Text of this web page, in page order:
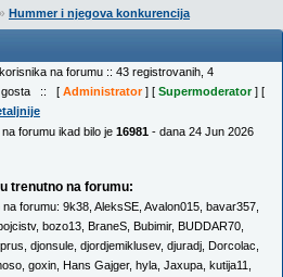
Hummer i njegova konkurencija
korisnika na forumu :: 43 registrovanih, 4
gosta :: [ Administrator] [ Supermoderator] [
forumu ikad bilo je 16981 - dana 24 Jun 2026
trenutno na forumu:
forumu: 9k38 AleksSE Avalon015 bavar357
, bozo13 BraneS Bubimir, BUDDAR70
djonsule djordjemiklusev, djuradj Dorcolac
goxin Hans Gajger, hyla Jaxupa kutija11